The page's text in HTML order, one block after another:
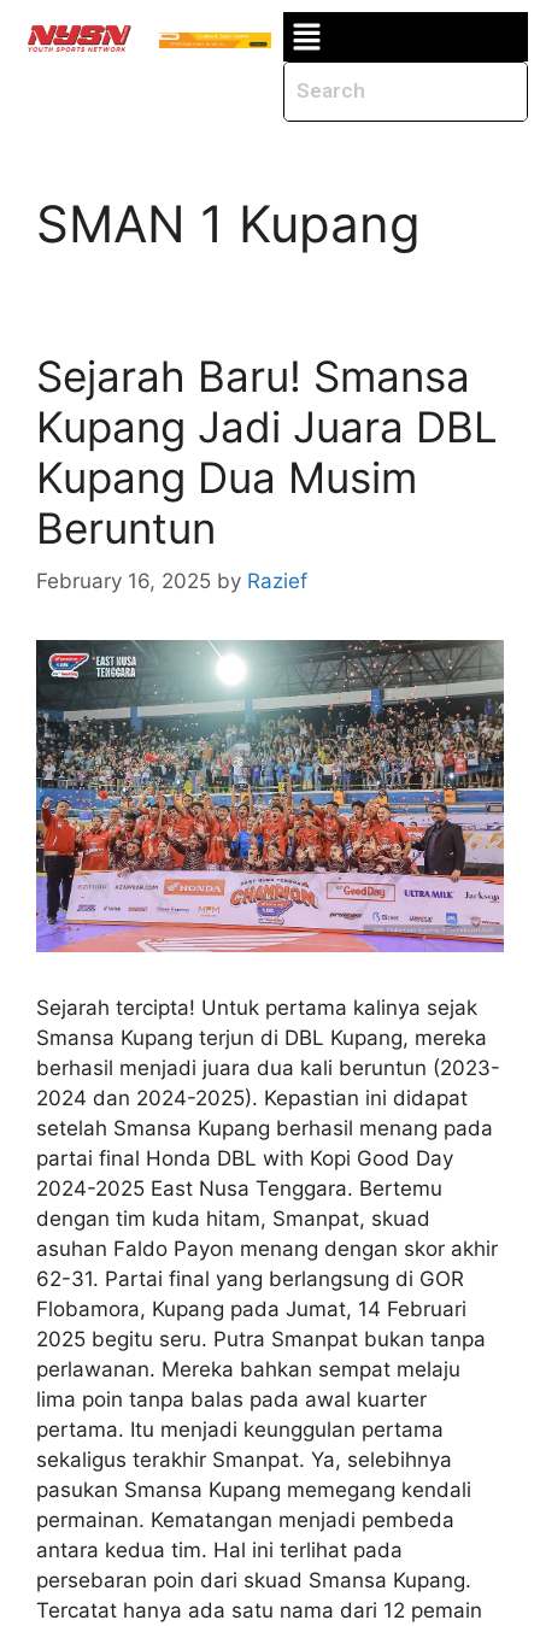
SMAN 1 Kupang
Sejarah Baru! Smansa
Kupang Jadi Juara DBL
Kupang Dua Musim
Beruntun
February 16, 2025 by Razief
Sejarah tercipta! Untuk pertama kalinya sejak
Smansa Kupang terjun di DBL Kupang, mereka
berhasil menjadi juara dua kali beruntun (2023-
2024 dan 2024-2025). Kepastian ini didapat
setelah Smansa Kupang berhasil menang pada
partai final Honda DBL with Kopi Good Day
2024-2025 East Nusa Tenggara. Bertemu
dengan tim kuda hitam, Smanpat, skuad
asuhan Faldo Payon menang dengan skor akhir
62-31. Partai final yang berlangsung di GOR
Flobamora, Kupang pada Jumat, 14 Februari
2025 begitu seru. Putra Smanpat bukan tanpa
perlawanan. Mereka bahkan sempat melaju
lima poin tanpa balas pada awal kuarter
pertama. Itu menjadi keunggulan pertama
sekaligus terakhir Smanpat. Ya, selebihnya
pasukan Smansa Kupang memegang kendali
permainan. Kematangan menjadi pembeda
antara kedua tim. Hal ini terlihat pada
persebaran poin dari skuad Smansa Kupang.
Tercatat hanya ada satu nama dari 12 pemain